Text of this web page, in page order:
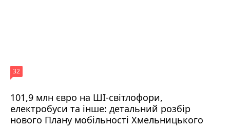
101,9 млн євро на ШІ-світлофори,
електробуси та інше: детальний розбір
нового Плану мобільності Хмельницького
32